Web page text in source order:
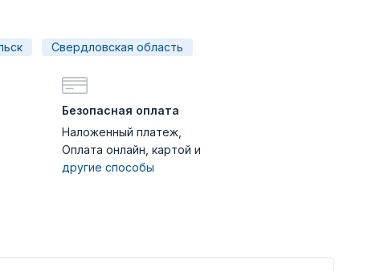
Свердловская область
Безопасная оплата
Наложенный платеж,
Оплата онлайн, картой и
другие способы